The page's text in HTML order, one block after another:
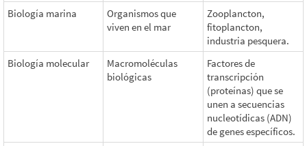
Biología marina
Organismos que
viven en el mar
Zooplancton,
fitoplancton,
industria pesquera.
Biología molecular
Macromoléculas
biológicas
Factores de
transcripción
(proteínas) que se
unen a secuencias
nucleotídicas (ADN)
de genes específicos.